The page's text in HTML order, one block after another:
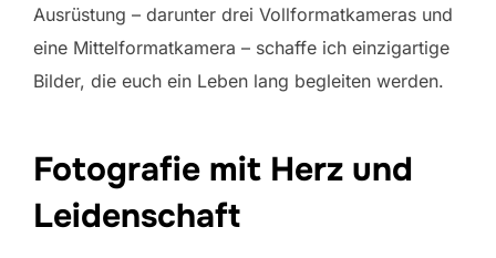
Ausrüstung – darunter drei Vollformatkameras und
eine Mittelformatkamera – schaffe ich einzigartige
Bilder, die euch ein Leben lang begleiten werden.
Fotografie mit Herz und
Leidenschaft